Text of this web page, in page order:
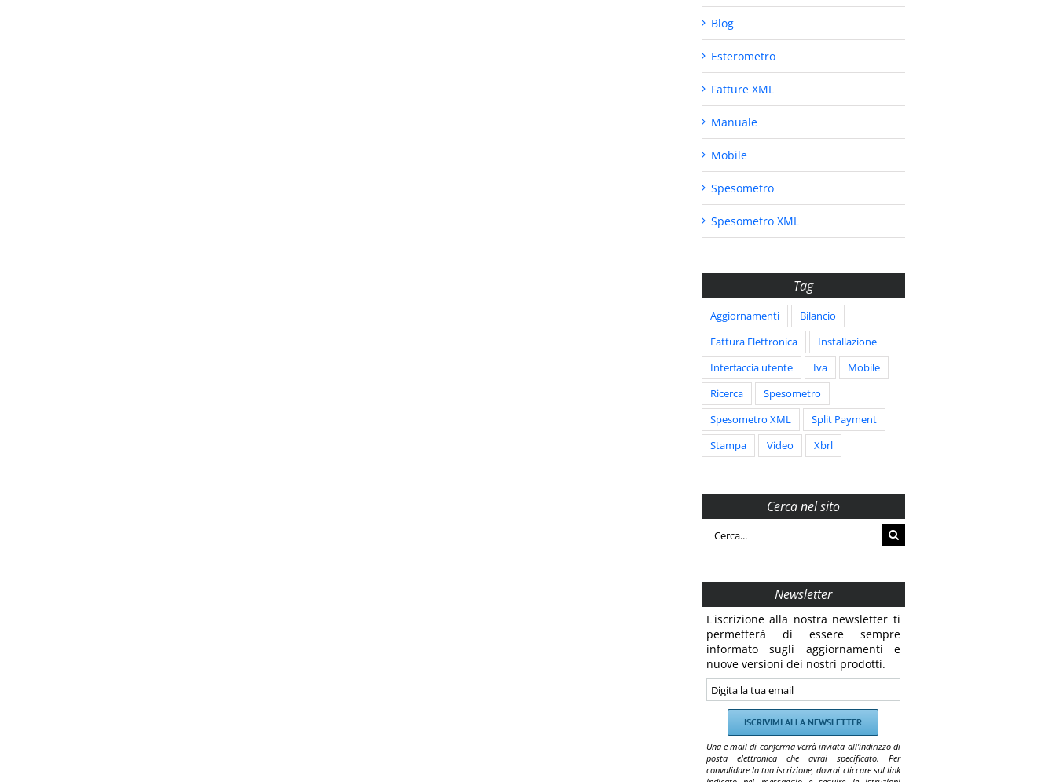
Blog
Esterometro
Fatture XML
Manuale
Mobile
Spesometro
Spesometro XML
Tag
Aggiornamenti
Bilancio
Fattura Elettronica
Installazione
Interfaccia utente
Iva
Mobile
Ricerca
Spesometro
Spesometro XML
Split Payment
Stampa
Video Xbrl
Cerca nel sito
Cerca
per:
Newsletter
L'iscrizione alla nostra newsletter ti
permetterà di essere sempre
informato sugli aggiornamenti e
nuove versioni dei nostri prodotti.
Una e-mail di conferma verrà inviata all'indirizzo di
posta elettronica che avrai specificato. Per
convalidare la tua iscrizione, dovrai cliccare sul link